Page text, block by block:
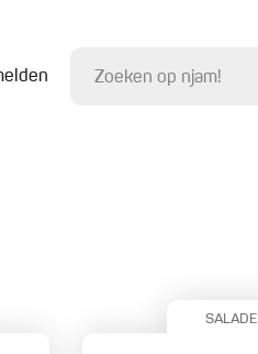
SALADE